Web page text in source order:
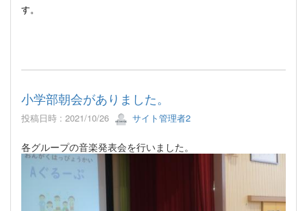
す。
小学部朝会がありました。
投稿日時 : 2021/10/26 サイト管理者2
各グループの音楽発表会を行いました。